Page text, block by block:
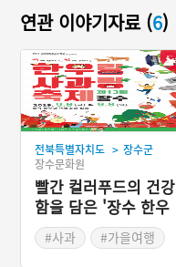
연관 이야기자료 (6)
전북특별자치도 > 장수군
장수문화원
빨간 컬러푸드의 건강
함을 담은 '장수 한우
랑사과랑축제'
#사과
#가을여행